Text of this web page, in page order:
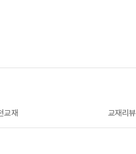
교재 교재리뷰